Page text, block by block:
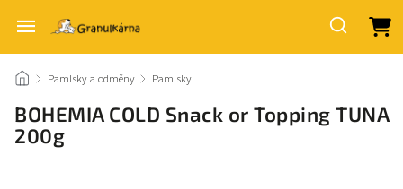
/ Pamlsky a odměny / Pamlsky
BOHEMIA COLD Snack or Topping TUNA
200g